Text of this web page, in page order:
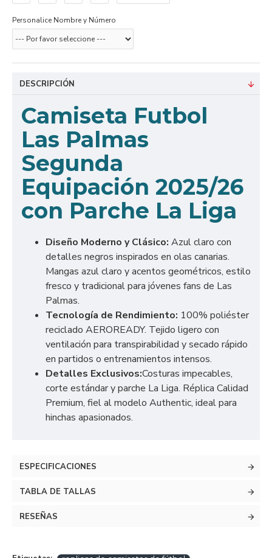
Personalice Nombre y Número
DESCRIPCIÓN
Camiseta Futbol
Las Palmas
Segunda
Equipación 2025/26
con Parche La Liga
Diseño Moderno y Clásico: Azul claro con
detalles negros inspirados en olas canarias.
Mangas azul claro y acentos geométricos, estilo
fresco y tradicional para jóvenes fans de Las
Palmas.
Tecnología de Rendimiento: 100% poliéster
reciclado AEROREADY. Tejido ligero con
ventilación para transpirabilidad y secado rápido
en partidos o entrenamientos intensos.
Detalles Exclusivos:Costuras impecables,
corte estándar y parche La Liga. Réplica Calidad
Premium, fiel al modelo Authentic, ideal para
hinchas apasionados.
ESPECIFICACIONES
TABLA DE TALLAS
RESEÑAS